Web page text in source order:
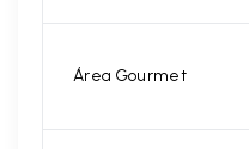
Área Gourmet